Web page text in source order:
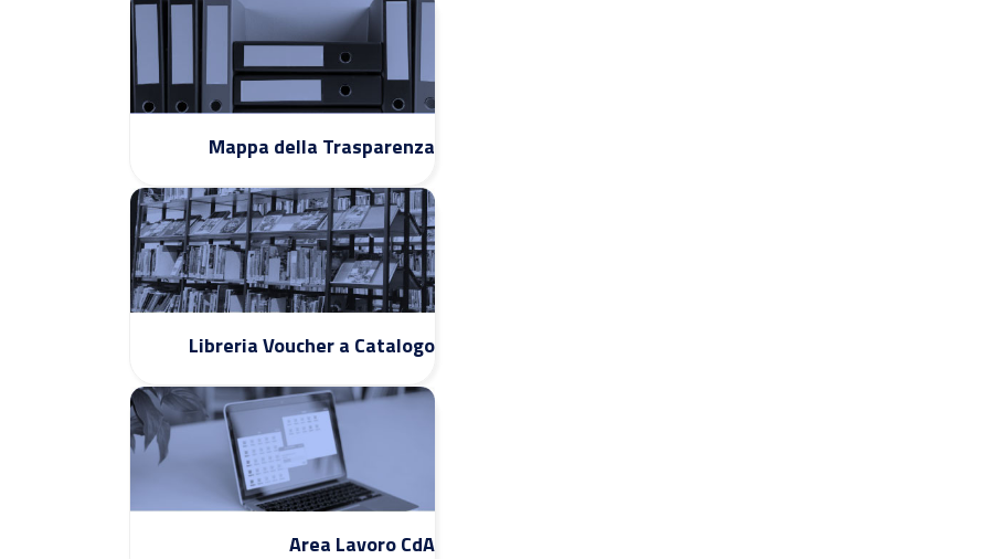
Mappa della Trasparenza
Libreria Voucher a Catalogo
Area Lavoro CdA